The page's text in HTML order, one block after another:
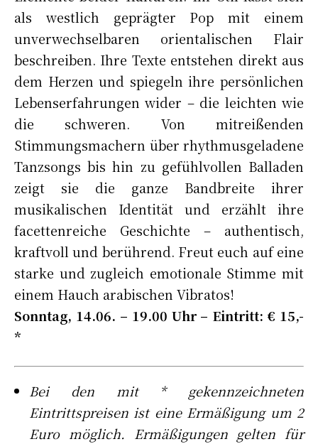
als westlich geprägter Pop mit einem
unverwechselbaren orientalischen Flair
beschreiben. Ihre Texte entstehen direkt aus
dem Herzen und spiegeln ihre persönlichen
Lebenserfahrungen wider – die leichten wie
die schweren. Von mitreißenden
Stimmungsmachern über rhythmusgeladene
Tanzsongs bis hin zu gefühlvollen Balladen
zeigt sie die ganze Bandbreite ihrer
musikalischen Identität und erzählt ihre
facettenreiche Geschichte – authentisch,
kraftvoll und berührend. Freut euch auf eine
starke und zugleich emotionale Stimme mit
einem Hauch arabischen Vibratos!
Sonntag, 14.06. – 19.00 Uhr – Eintritt: € 15,-
*
Bei den mit * gekennzeichneten
Eintrittspreisen ist eine Ermäßigung um 2
Euro möglich. Ermäßigungen gelten für